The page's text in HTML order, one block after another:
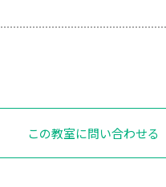
この教室に問い合わせる